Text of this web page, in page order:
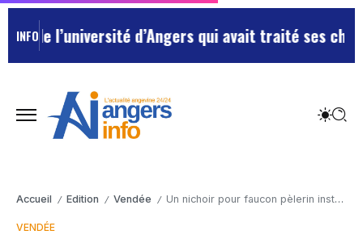
INFO
l’université d’Angers qui avait traité ses chefs de
Accueil / Edition / Vendée / Un nichoir pour faucon pèlerin installé sur une église de Vendée
VENDÉE